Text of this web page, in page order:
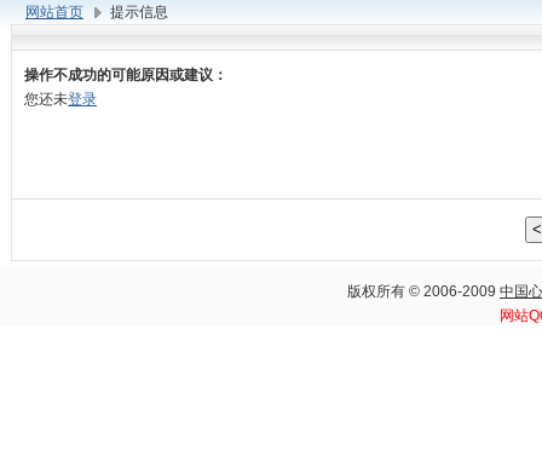
网站首页 提示信息
操作不成功的可能原因或建议：
您还未登录
版权所有 © 2006-2009 中国
网站